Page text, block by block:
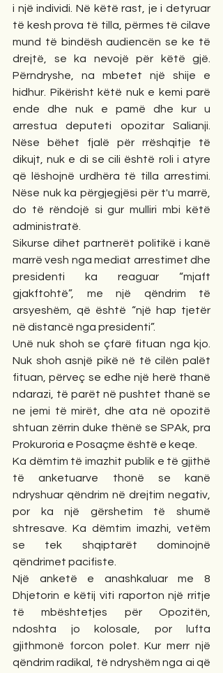
i një individi. Në këtë rast, je i detyruar
të kesh prova të tilla, përmes të cilave
mund të bindësh audiencën se ke të
drejtë, se ka nevojë për këtë gjë.
Përndryshe, na mbetet një shije e
hidhur. Pikërisht këtë nuk e kemi parë
ende dhe nuk e pamë dhe kur u
arrestua deputeti opozitar Salianji.
Nëse bëhet fjalë për rrëshqitje të
dikujt, nuk e di se cili është roli i atyre
që lëshojnë urdhëra të tilla arrestimi.
Nëse nuk ka përgjegjësi për t'u marrë,
do të rëndojë si gur mulliri mbi këtë
administratë.
Sikurse dihet partnerët politikë i kanë
marrë vesh nga mediat arrestimet dhe
presidenti ka reaguar “mjaft
gjakftohtë”, me një qëndrim të
arsyeshëm, që është “një hap tjetër
në distancë nga presidenti”.
Unë nuk shoh se çfarë fituan nga kjo.
Nuk shoh asnjë pikë në të cilën palët
fituan, përveç se edhe një herë thanë
ndarazi, të parët në pushtet thanë se
ne jemi të mirët, dhe ata në opozitë
shtuan zërrin duke thënë se SPAk, pra
Prokuroria e Posaçme është e keqe.
Ka dëmtim të imazhit publik e të gjithë
të anketuarve thonë se kanë
ndryshuar qëndrim në drejtim negativ,
por ka një gërshetim të shumë
shtresave. Ka dëmtim imazhi, vetëm
se tek shqiptarët dominojnë
qëndrimet pacifiste.
Një anketë e anashkaluar me 8
Dhjetorin e këtij viti raporton një rritje
të mbështetjes për Opozitën,
ndoshta jo kolosale, por lufta
gjithmonë forcon polet. Kur merr një
qëndrim radikal, të ndryshëm nga ai që